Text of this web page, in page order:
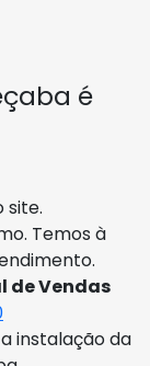
é
site.
Temos à
de Vendas
instalação da